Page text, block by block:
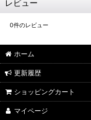
レビュー
0件のレビュー
ホーム
更新履歴
ショッピングカート
マイページ